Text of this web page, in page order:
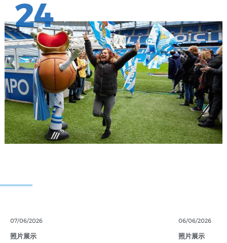
24
07/06/2026
照片展示
06/06/2026
照片展示